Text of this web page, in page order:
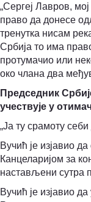
„Сергеј Лавров,
право да донесе
тренутка нисам
Србија то има
протумачио или
око члана два
Председник
учествује у
„Ја ту срамоту
Вучић је изјавио
Канцеларијом за
настављени сутра
Вучић је изјавио